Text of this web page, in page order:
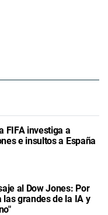
FIFA investiga a
e insultos a España
al Dow Jones: Por
las grandes de la IA y